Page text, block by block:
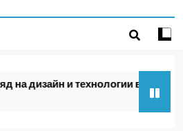
на дизайн и технологии в 2026 году